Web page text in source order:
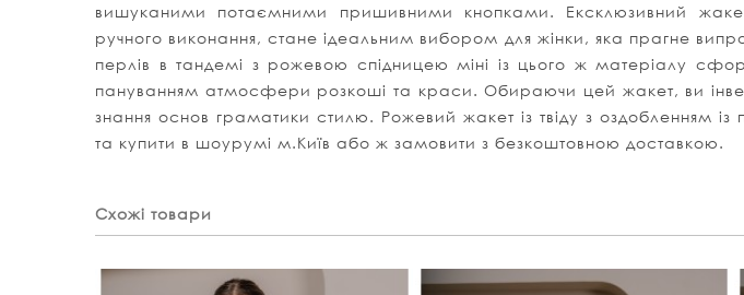
вишуканими потаємними пришивними кнопками. Ексклюзивний
ручного виконання, стане ідеальним вибором для жінки, яка прагне
перлів в тандемі з рожевою спідницею міні із цього ж матеріалу
пануванням атмосфери розкоші та краси.Обираючи цей жакет, ви
знання основ граматики стилю. Рожевий жакет із твіду з оздобленням
та купити в шоурумі м.Київ або ж замовити з безкоштовною доставкою.
Схожі товари